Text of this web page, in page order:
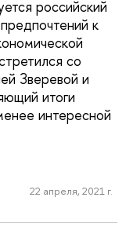
российский
к
со
Зверевой и
итоги
интересной
22 апреля, 2021 г.